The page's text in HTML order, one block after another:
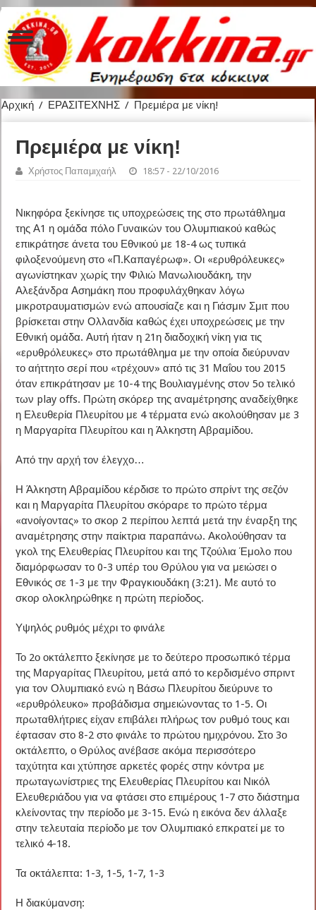
Αρχική / ΕΡΑΣΙΤΕΧΝΗΣ / Πρεμιέρα με νίκη!
Πρεμιέρα με νίκη!
Χρήστος Παπαμιχαήλ 18:57 - 22/10/2016
Νικηφόρα ξεκίνησε τις υποχρεώσεις της στο πρωτάθλημα
της Α1 η ομάδα πόλο Γυναικών του Ολυμπιακού καθώς
επικράτησε άνετα του Εθνικού με 18-4 ως τυπικά
φιλοξενούμενη στο «Π.Καπαγέρωφ». Οι «ερυθρόλευκες»
αγωνίστηκαν χωρίς την Φιλιώ Μανωλιουδάκη, την
Αλεξάνδρα Ασημάκη που προφυλάχθηκαν λόγω
μικροτραυματισμών ενώ απουσίαζε και η Γιάσμιν Σμιτ που
βρίσκεται στην Ολλανδία καθώς έχει υποχρεώσεις με την
Εθνική ομάδα. Αυτή ήταν η 21η διαδοχική νίκη για τις
«ερυθρόλευκες» στο πρωτάθλημα με την οποία διεύρυναν
το αήττητο σερί που «τρέχουν» από τις 31 Μαΐου του 2015
όταν επικράτησαν με 10-4 της Βουλιαγμένης στον 5ο τελικό
των play offs. Πρώτη σκόρερ της αναμέτρησης αναδείχθηκε
η Ελευθερία Πλευρίτου με 4 τέρματα ενώ ακολούθησαν με 3
η Μαργαρίτα Πλευρίτου και η Άλκηστη Αβραμίδου.
Από την αρχή τον έλεγχο…
Η Άλκηστη Αβραμίδου κέρδισε το πρώτο σπρίντ της σεζόν
και η Μαργαρίτα Πλευρίτου σκόραρε το πρώτο τέρμα
«ανοίγοντας» το σκορ 2 περίπου λεπτά μετά την έναρξη της
αναμέτρησης στην παίκτρια παραπάνω. Ακολούθησαν τα
γκολ της Ελευθερίας Πλευρίτου και της Τζούλια Έμολο που
διαμόρφωσαν το 0-3 υπέρ του Θρύλου για να μειώσει ο
Εθνικός σε 1-3 με την Φραγκιουδάκη (3:21). Με αυτό το
σκορ ολοκληρώθηκε η πρώτη περίοδος.
Υψηλός ρυθμός μέχρι το φινάλε
Το 2ο οκτάλεπτο ξεκίνησε με το δεύτερο προσωπικό τέρμα
της Μαργαρίτας Πλευρίτου, μετά από το κερδισμένο σπριντ
για τον Ολυμπιακό ενώ η Βάσω Πλευρίτου διεύρυνε το
«ερυθρόλευκο» προβάδισμα σημειώνοντας το 1-5. Οι
πρωταθλήτριες είχαν επιβάλει πλήρως τον ρυθμό τους και
έφτασαν στο 8-2 στο φινάλε το πρώτου ημιχρόνου. Στο 3ο
οκτάλεπτο, ο Θρύλος ανέβασε ακόμα περισσότερο
ταχύτητα και χτύπησε αρκετές φορές στην κόντρα με
πρωταγωνίστριες της Ελευθερίας Πλευρίτου και Νικόλ
Ελευθεριάδου για να φτάσει στο επιμέρους 1-7 στο διάστημα
κλείνοντας την περίοδο με 3-15. Ενώ η εικόνα δεν άλλαξε
στην τελευταία περίοδο με τον Ολυμπιακό επκρατεί με το
τελικό 4-18.
Τα οκτάλεπτα: 1-3, 1-5, 1-7, 1-3
Η διακύμανση: